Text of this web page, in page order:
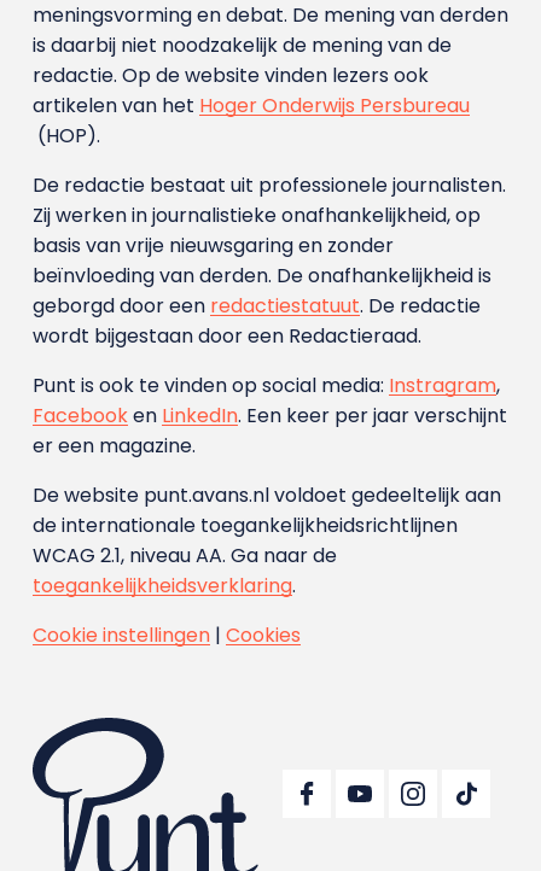
meningsvorming en debat. De mening van derden
is daarbij niet noodzakelijk de mening van de
redactie. Op de website vinden lezers ook
artikelen van het Hoger Onderwijs Persbureau
(HOP).
De redactie bestaat uit professionele journalisten.
Zij werken in journalistieke onafhankelijkheid, op
basis van vrije nieuwsgaring en zonder
beïnvloeding van derden. De onafhankelijkheid is
geborgd door een redactiestatuut. De redactie
wordt bijgestaan door een Redactieraad.
Punt is ook te vinden op social media: Instragram,
Facebooken LinkedIn. Een keer per jaar verschijnt
er een magazine.
De website punt.avans.nl voldoet gedeeltelijk aan
de internationale toegankelijkheidsrichtlijnen
WCAG 2.1, niveau AA. Ga naar de
toegankelijkheidsverklaring.
Cookie instellingen| Cookies